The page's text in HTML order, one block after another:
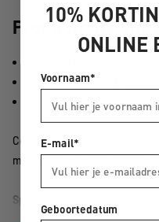
2 mm stuurdiameter
Eenvoudige montage
Coole kinderfietsbel voor
millimeter. Makkelijk te
Specificaties
Kleur:zwart/geel
10%
ONLINE
Voornaam*
E-mail*
Geboortedatum